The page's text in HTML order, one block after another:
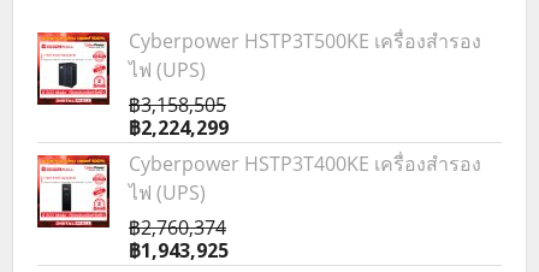
Cyberpower HSTP3T500KE เครื่องสำรอง
ไฟ (UPS)
฿3,158,505
฿2,224,299
Cyberpower HSTP3T400KE เครื่องสำรอง
ไฟ (UPS)
฿2,760,374
฿1,943,925